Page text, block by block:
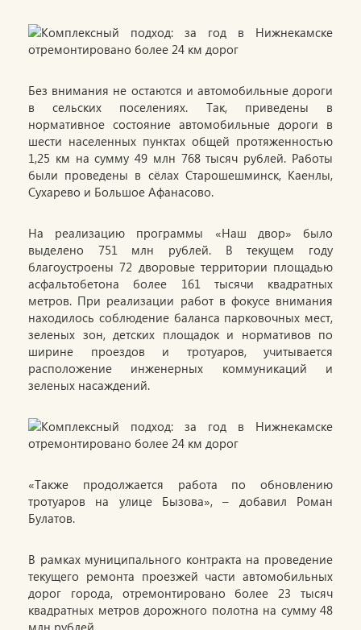
Без внимания не остаются и автомобильные дороги
в сельских поселениях. Так, приведены в
нормативное состояние автомобильные дороги в
шести населенных пунктах общей протяженностью
1,25 км на сумму 49 млн 768 тысяч рублей. Работы
были проведены в сёлах Старошешминск, Каенлы,
Сухарево и Большое Афанасово.
На реализацию программы «Наш двор» было
выделено 751 млн рублей. В текущем году
благоустроены 72 дворовые территории площадью
асфальтобетона более 161 тысячи квадратных
метров. При реализации работ в фокусе внимания
находилось соблюдение баланса парковочных мест,
зеленых зон, детских площадок и нормативов по
ширине проездов и тротуаров, учитывается
расположение инженерных коммуникаций и
зеленых насаждений.
«Также продолжается работа по обновлению
тротуаров на улице Бызова», – добавил Роман
Булатов.
В рамках муниципального контракта на проведение
текущего ремонта проезжей части автомобильных
дорог города, отремонтировано более 23 тысяч
квадратных метров дорожного полотна на сумму 48
млн рублей.